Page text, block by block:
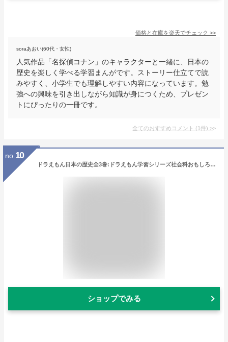
価格と在庫を楽天でチェック >>
soraあおい(60代・女性)
人気作品「名探偵コナン」のキャラクターと一緒に、日本の
歴史を楽しく学べる学習まんがです。ストーリー仕立てで読
みやすく、小学生でも理解しやすい内容になっています。勉
強への興味を引き出しながら知識が身につくため、プレゼン
トにぴったりの一冊です。
全てのおすすめコメント (1件) >
no. 10
ドラえもん日本の歴史全3巻:ドラえもん学習シリーズ社会科おもしろ攻略
ショップでみる